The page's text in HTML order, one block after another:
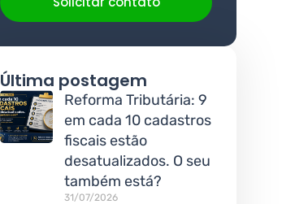
Última postagem
Reforma Tributária: 9
em cada 10 cadastros
fiscais estão
desatualizados. O seu
também está?
31/07/2026